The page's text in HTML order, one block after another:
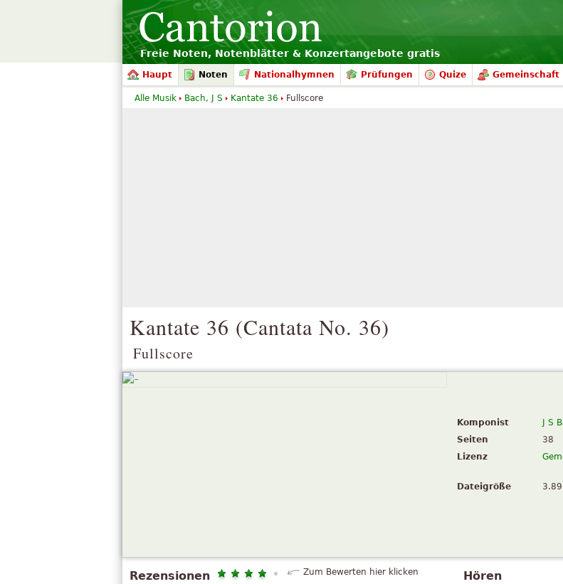
Freie Noten, Notenblätter & Konzertangebote gratis
Haupt Noten Nationalhymnen Prüfungen Quize Gemeinschaft
Kantate 36 (Cantata No. 36)
Fullscore
Komponist J S
Seiten
38
Lizenz
Dateigröße 3.89
Hören
Rezensionen Zum Bewerten hier klicken
Alle Musik Bach, J S Kantate 36 Fullscore